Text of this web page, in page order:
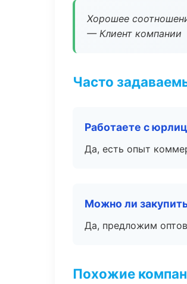
Хорошее
— Клиент компании
Часто
Работаете с
Да, есть опыт
Можно ли
Да, предложим
Похожие